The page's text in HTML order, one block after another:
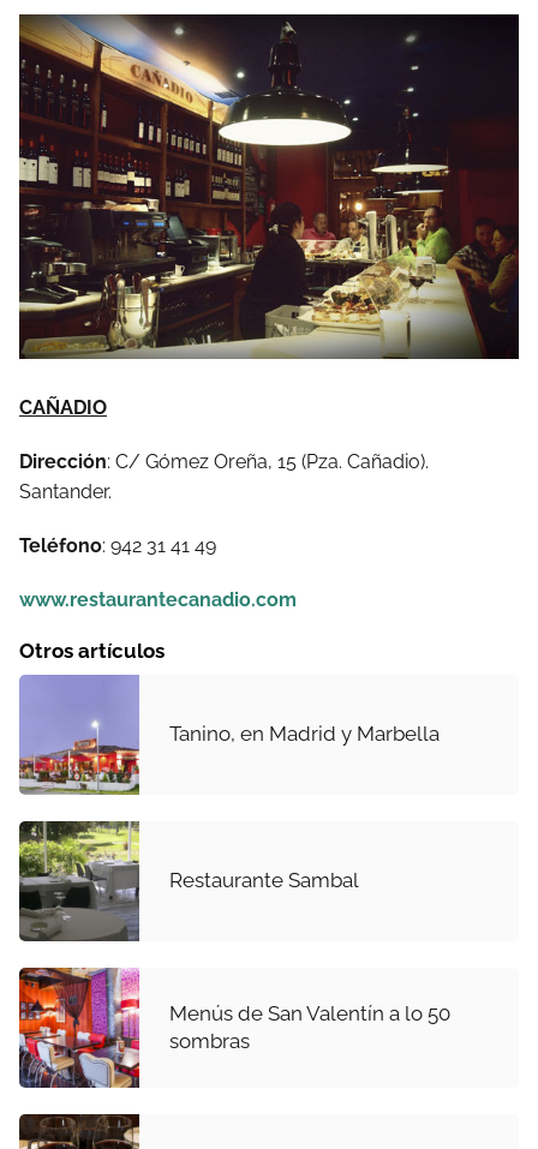
CAÑADIO
Dirección: C/ Gómez Oreña, 15 (Pza. Cañadio).
Santander.
Teléfono: 942 31 41 49
www.restaurantecanadio.com
Otros artículos
Tanino, en Madrid y Marbella
Restaurante Sambal
Menús de San Valentín a lo 50
sombras